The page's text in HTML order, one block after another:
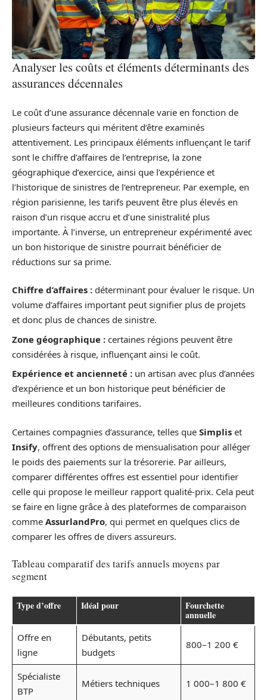
Analyser les coûts et éléments déterminants des
assurances décennales
Le coût d’une assurance décennale varie en fonction de
plusieurs facteurs qui méritent d’être examinés
attentivement. Les principaux éléments influençant le tarif
sont le chiffre d’affaires de l’entreprise, la zone
géographique d’exercice, ainsi que l’expérience et
l’historique de sinistres de l’entrepreneur. Par exemple, en
région parisienne, les tarifs peuvent être plus élevés en
raison d’un risque accru et d’une sinistralité plus
importante. À l’inverse, un entrepreneur expérimenté avec
un bon historique de sinistre pourrait bénéficier de
réductions sur sa prime.
Chiffre d’affaires : déterminant pour évaluer le risque. Un
volume d’affaires important peut signifier plus de projets
et donc plus de chances de sinistre.
Zone géographique : certaines régions peuvent être
considérées à risque, influençant ainsi le coût.
Expérience et ancienneté : un artisan avec plus d’années
d’expérience et un bon historique peut bénéficier de
meilleures conditions tarifaires.
Certaines compagnies d’assurance, telles que Simplis et
Insify, offrent des options de mensualisation pour alléger
le poids des paiements sur la trésorerie. Par ailleurs,
comparer différentes offres est essentiel pour identifier
celle qui propose le meilleur rapport qualité-prix. Cela peut
se faire en ligne grâce à des plateformes de comparaison
comme AssurlandPro, qui permet en quelques clics de
comparer les offres de divers assureurs.
Tableau comparatif des tarifs annuels moyens par
segment
Type d’offre Idéal pour Fourchette
annuelle
Offre en
ligne
Débutants, petits
budgets
800–1 200 €
Spécialiste
BTP
Métiers techniques 1 000–1 800 €